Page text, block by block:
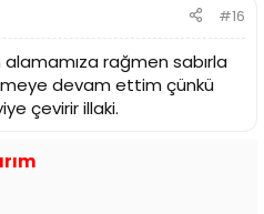
#16
rağmen sabırla
devam ettim çünkü
çevirir illaki.